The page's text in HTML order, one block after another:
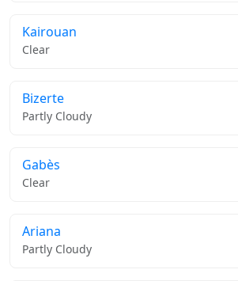
Kairouan
Clear
Bizerte
Partly Cloudy
Gabès
Clear
Ariana
Partly Cloudy